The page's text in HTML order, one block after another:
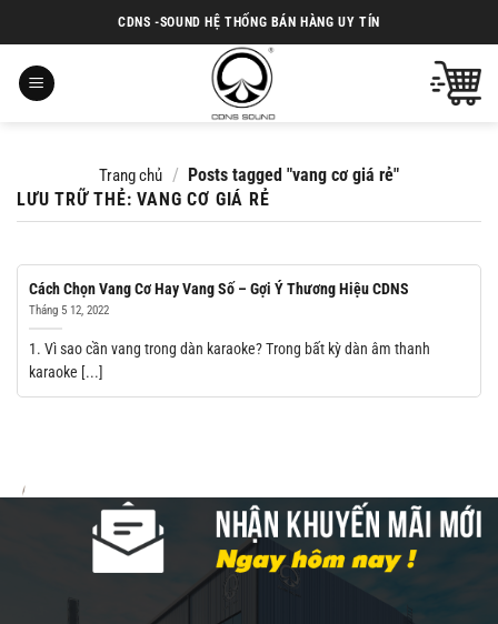
đến
dung
CDNS -SOUND HỆ THỐNG BÁN HÀNG UY TÍN
Trang chủ / Posts tagged "vang cơ giá rẻ"
LƯU TRỮ THẺ:VANG CƠ GIÁ RẺ
Cách Chọn Vang Cơ Hay Vang Số – Gợi Ý Thương Hiệu CDNS
Tháng 5 12, 2022
1. Vì sao cần vang trong dàn karaoke? Trong bất kỳ dàn âm thanh
karaoke [...]